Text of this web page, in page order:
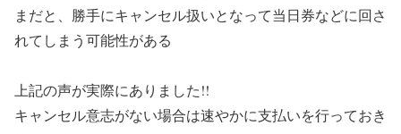
まだと、勝手にキャンセル扱いとなって当日券などに回さ
れてしまう可能性がある
上記の声が実際にありました!!
キャンセル意志がない場合は速やかに支払いを行っておき